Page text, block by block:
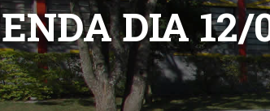
DIA